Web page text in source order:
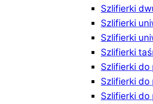
Szlifierki
Szlifierki
Szlifierki
Szlifierki
Szlifierki do
Szlifierki do
Szlifierki do